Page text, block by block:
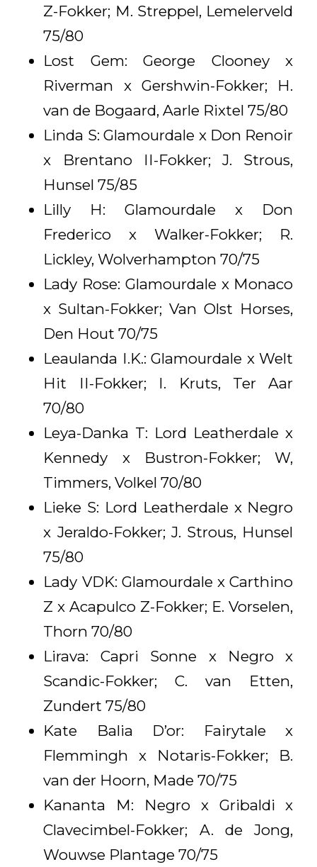
Z-Fokker; M. Streppel, Lemelerveld
75/80
Lost Gem: George Clooney x
Riverman x Gershwin-Fokker; H.
van de Bogaard, Aarle Rixtel 75/80
Linda S: Glamourdale x Don Renoir
x Brentano II-Fokker; J. Strous,
Hunsel 75/85
Lilly H: Glamourdale x Don
Frederico x Walker-Fokker; R.
Lickley, Wolverhampton 70/75
Lady Rose: Glamourdale x Monaco
x Sultan-Fokker; Van Olst Horses,
Den Hout 70/75
Leaulanda I.K.: Glamourdale x Welt
Hit II-Fokker; I. Kruts, Ter Aar
70/80
Leya-Danka T: Lord Leatherdale x
Kennedy x Bustron-Fokker; W,
Timmers, Volkel 70/80
Lieke S: Lord Leatherdale x Negro
x Jeraldo-Fokker; J. Strous, Hunsel
75/80
Lady VDK: Glamourdale x Carthino
Z x Acapulco Z-Fokker; E. Vorselen,
Thorn 70/80
Lirava: Capri Sonne x Negro x
Scandic-Fokker; C. van Etten,
Zundert 75/80
Kate Balia D’or: Fairytale x
Flemmingh x Notaris-Fokker; B.
van der Hoorn, Made 70/75
Kananta M: Negro x Gribaldi x
Clavecimbel-Fokker; A. de Jong,
Wouwse Plantage 70/75